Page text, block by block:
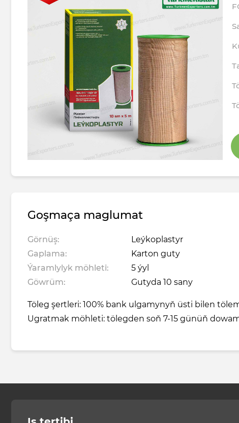
Goşmaça maglumat
Görnüş:
Leýkoplastyr
Gaplama:
Karton guty
Ýaramlylyk möhleti:
5 ýyl
Göwrüm:
Gutyda 10 sany
Töleg şertleri: 100% bank ulgamynyň üsti bilen
Ugratmak möhleti: tölegden soň 7-15 günüň